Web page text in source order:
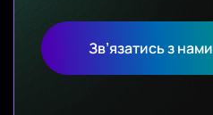
Зв’язатись з нами